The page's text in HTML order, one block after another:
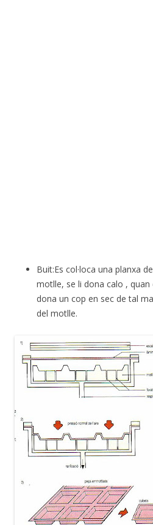
Buit:Es col·loca una planxa
motlle, se li dona calo ,
dona un cop en sec de tal
del motlle.